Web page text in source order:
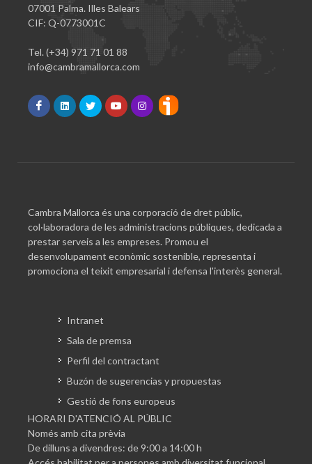
07001 Palma. Illes Balears
CIF: Q-0773001C
Tel. (+34) 971 71 01 88
info@cambramallorca.com
Cambra Mallorca és una corporació de dret públic,
col·laboradora de les administracions públiques, dedicada a
prestar serveis a les empreses. Promou el
desenvolupament econòmic sostenible, representa i
promociona el teixit empresarial i defensa l'interès general.
Intranet
Sala de premsa
Perfil del contractant
Buzón de sugerencias y propuestas
Gestió de fons europeus
HORARI D'ATENCIÓ AL PÚBLIC
Només amb cita prèvia
De dilluns a divendres: de 9:00 a 14:00 h